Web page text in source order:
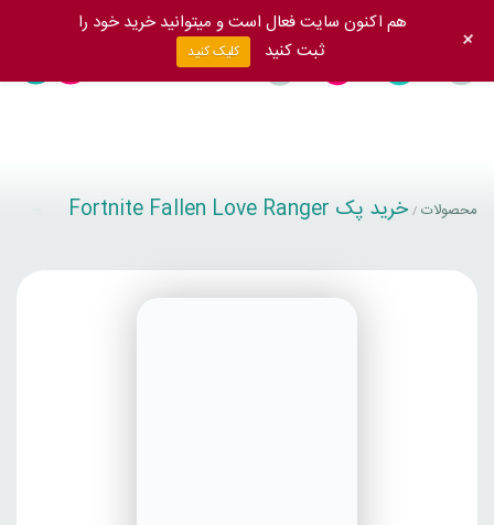
محصولات / خرید پک Fortnite Fallen Love Ranger
هم اکنون سایت فعال است و میتوانید خرید خود را
ثبت کنید
کلیک کنید +